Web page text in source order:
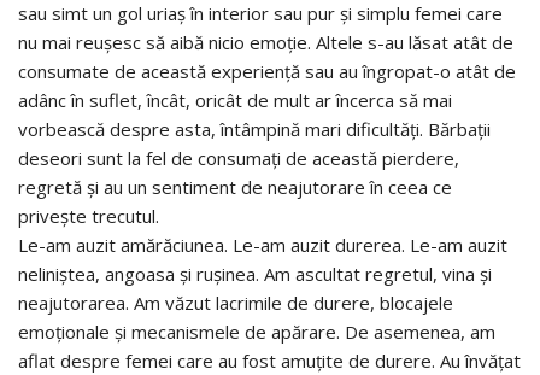
sau simt un gol uriaș în interior sau pur și simplu femei care
nu mai reușesc să aibă nicio emoție. Altele s-au lăsat atât de
consumate de această experiență sau au îngropat-o atât de
adânc în suflet, încât, oricât de mult ar încerca să mai
vorbească despre asta, întâmpină mari dificultăți. Bărbaţii
deseori sunt la fel de consumați de această pierdere,
regretă și au un sentiment de neajutorare în ceea ce
privește trecutul.
Le-am auzit amărăciunea. Le-am auzit durerea. Le-am auzit
neliniștea, angoasa și ruşinea. Am ascultat regretul, vina și
neajutorarea. Am văzut lacrimile de durere, blocajele
emoționale și mecanismele de apărare. De asemenea, am
aflat despre femei care au fost amuțite de durere. Au învăţat